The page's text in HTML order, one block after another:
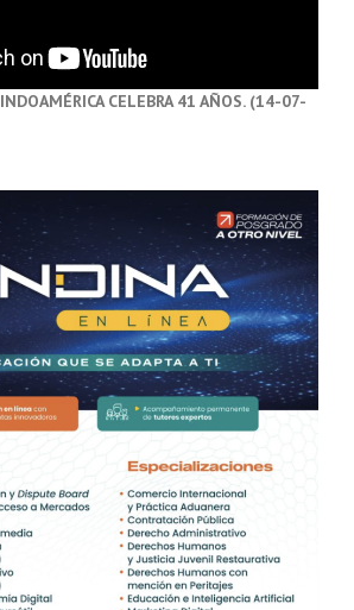
INDOAMÉRICA CELEBRA 41 AÑOS. (14-07-